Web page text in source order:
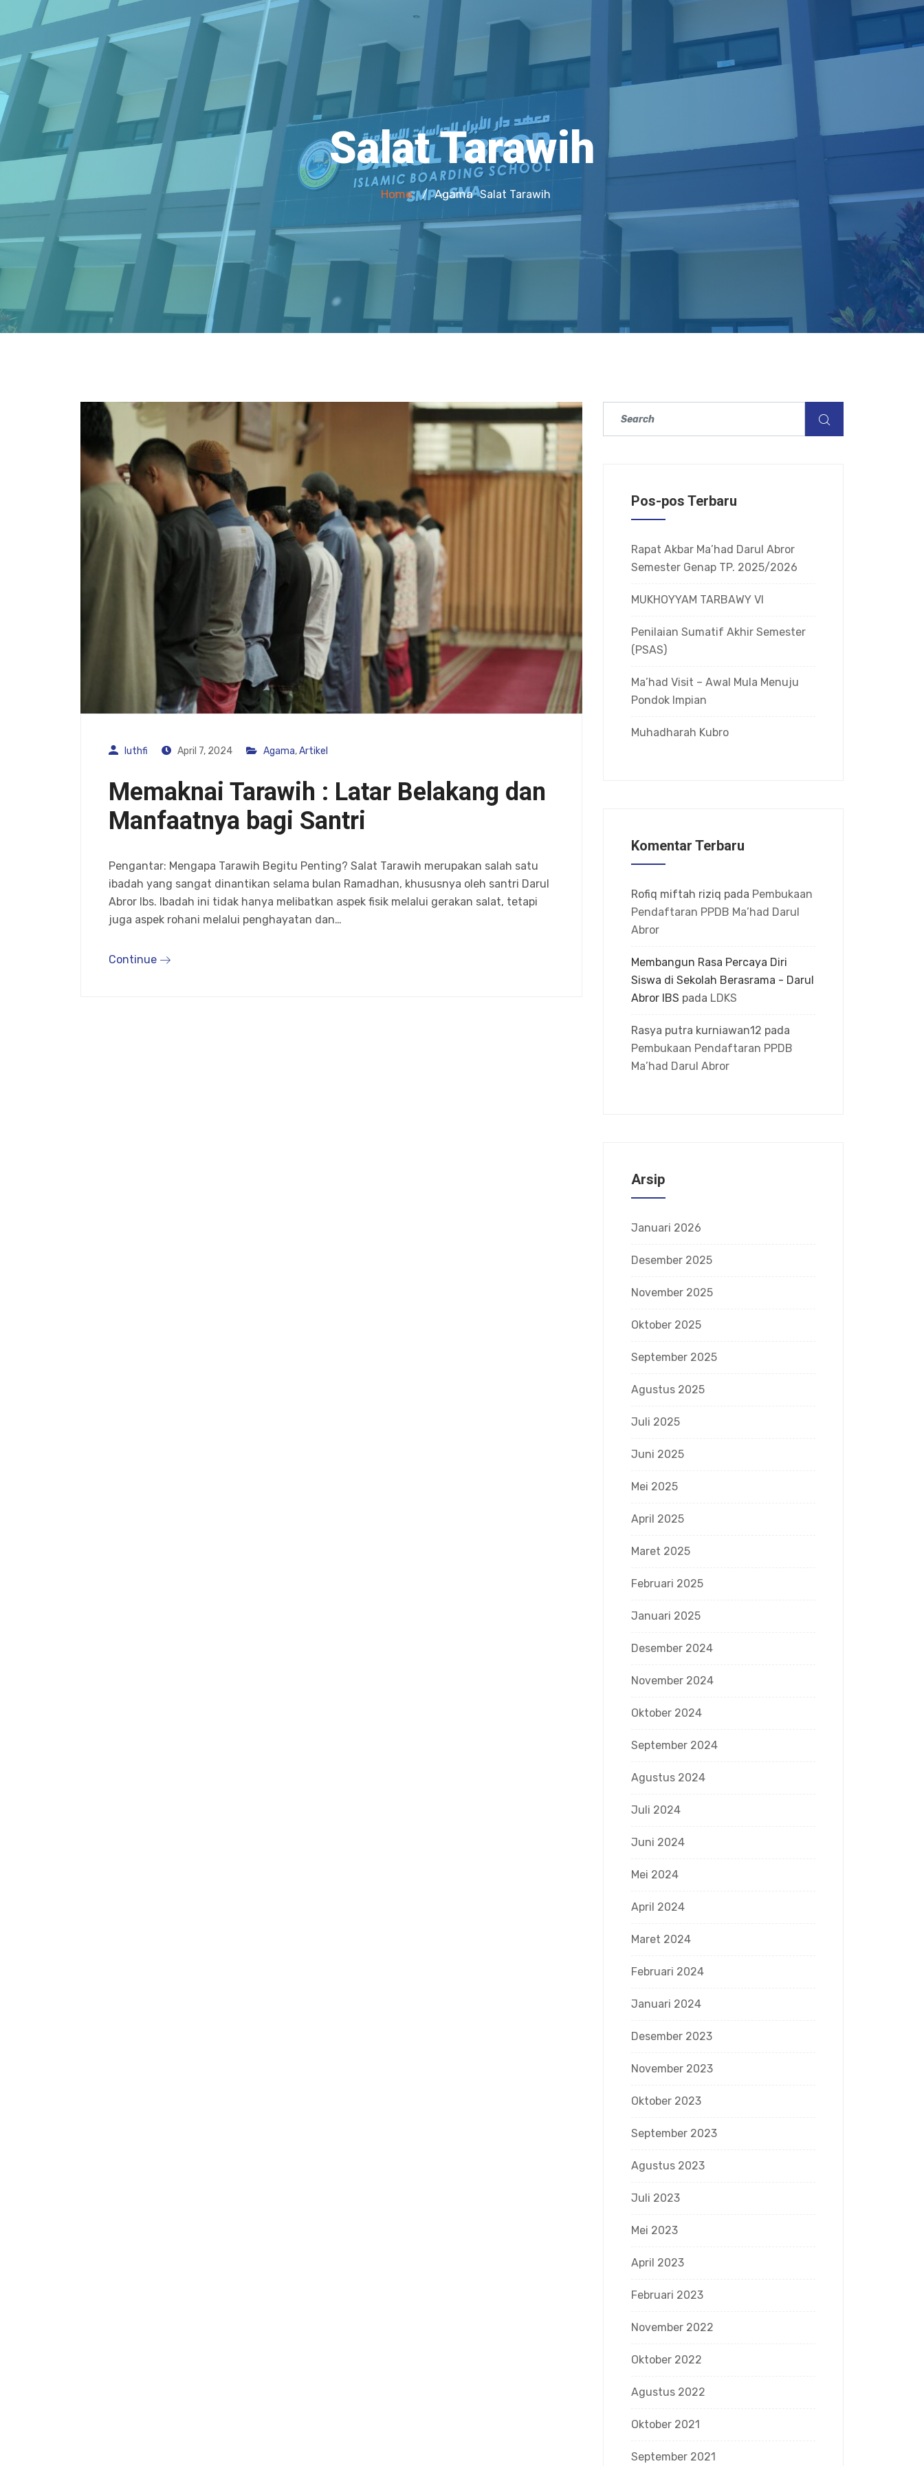
Salat Tarawih
Home / Agama Salat Tarawih
luthfi April 7, 2024 Agama,Artikel
Memaknai Tarawih : Latar Belakang dan
Manfaatnya bagi Santri
Pengantar: Mengapa Tarawih Begitu Penting? Salat Tarawih merupakan salah satu
ibadah yang sangat dinantikan selama bulan Ramadhan, khususnya oleh santri Darul
Abror Ibs. Ibadah ini tidak hanya melibatkan aspek fisik melalui gerakan salat, tetapi
juga aspek rohani melalui penghayatan dan…
Continue
Pos-pos Terbaru
Rapat Akbar Ma’had Darul Abror
Semester Genap TP. 2025/2026
MUKHOYYAM TARBAWY VI
Penilaian Sumatif Akhir Semester
(PSAS)
Ma’had Visit – Awal Mula Menuju
Pondok Impian
Muhadharah Kubro
Komentar Terbaru
Rofiq miftah riziq pada Pembukaan
Pendaftaran PPDB Ma’had Darul
Abror
Membangun Rasa Percaya Diri
Siswa di Sekolah Berasrama - Darul
Abror IBS pada LDKS
Rasya putra kurniawan12 pada
Pembukaan Pendaftaran PPDB
Ma’had Darul Abror
Arsip
Januari 2026
Desember 2025
November 2025
Oktober 2025
September 2025
Agustus 2025
Juli 2025
Juni 2025
Mei 2025
April 2025
Maret 2025
Februari 2025
Januari 2025
Desember 2024
November 2024
Oktober 2024
September 2024
Agustus 2024
Juli 2024
Juni 2024
Mei 2024
April 2024
Maret 2024
Februari 2024
Januari 2024
Desember 2023
November 2023
Oktober 2023
September 2023
Agustus 2023
Juli 2023
Mei 2023
April 2023
Februari 2023
November 2022
Oktober 2022
Agustus 2022
Oktober 2021
September 2021